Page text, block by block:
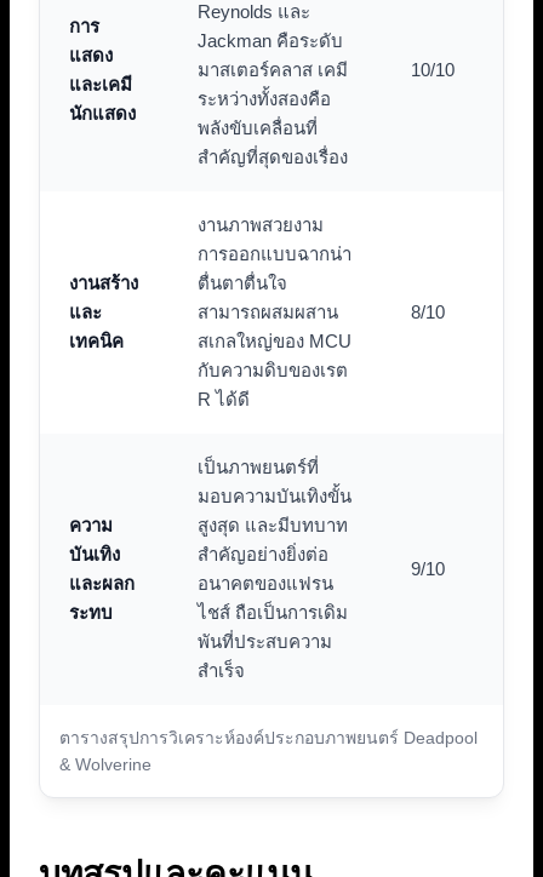
ตารางสรุปการวิเคราะห์องค์ประกอบภาพยนตร์ Deadpool
& Wolverine
การ
แสดง
และเคมี
นักแสดง
Reynolds และ
Jackman คือระดับ
มาสเตอร์คลาส เคมี
ระหว่างทั้งสองคือ
พลังขับเคลื่อนที่
สำคัญที่สุดของเรื่อง
10/10
งานสร้าง
และ
เทคนิค
งานภาพสวยงาม
การออกแบบฉากน่า
ตื่นตาตื่นใจ
สามารถผสมผสาน
สเกลใหญ่ของ MCU
กับความดิบของเรต
R ได้ดี
8/10
ความ
บันเทิง
และผลก
ระทบ
เป็นภาพยนตร์ที่
มอบความบันเทิงขั้น
สูงสุด และมีบทบาท
สำคัญอย่างยิ่งต่อ
อนาคตของแฟรน
ไชส์ ถือเป็นการเดิม
พันที่ประสบความ
สำเร็จ
9/10